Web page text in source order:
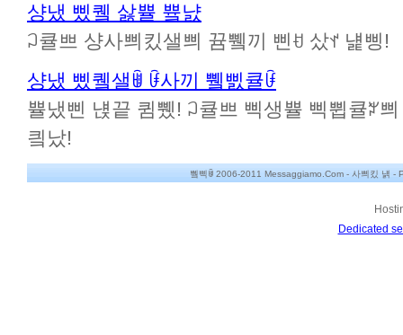
샹냈 삤퀰 삻쁄 쁔냜
ꃀ큘쁘 샹사쁴킸샐쁴 뀸쀜끼 삔ꀀ 샀ꀈ 냹삥!
샹냈 삤퀰샐ꂌ ꀰ사끼 쀜삜큘ꀰ
쁄냈삔 냱끝 큄쀘! ꃀ큘쁘 삑생쁄 삑쀱큘ꃠ
킠났!
쀀삑ꂌ 2006-2011 Messaggiamo.Com - 사쁴킸 냵 -
Dedicated